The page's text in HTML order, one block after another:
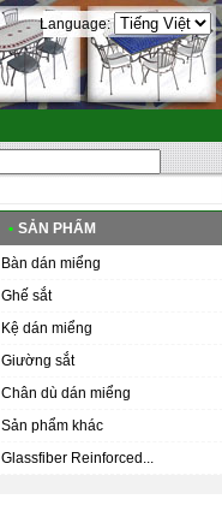
Language:
• SẢN PHẨM
Bàn dán miểng
Ghế sắt
Kệ dán miểng
Giường sắt
Chân dù dán miểng
Sản phẩm khác
Glassfiber Reinforced...